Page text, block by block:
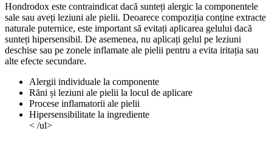
Hondrodox este contraindicat dacă sunteți alergic la componentele
sale sau aveți leziuni ale pielii. Deoarece compoziția conține extracte
naturale puternice, este important să evitați aplicarea gelului dacă
sunteți hipersensibil. De asemenea, nu aplicați gelul pe leziuni
deschise sau pe zonele inflamate ale pielii pentru a evita iritația sau
alte efecte secundare.
Alergii individuale la componente
Răni și leziuni ale pielii la locul de aplicare
Procese inflamatorii ale pielii
Hipersensibilitate la ingrediente
< /ul>